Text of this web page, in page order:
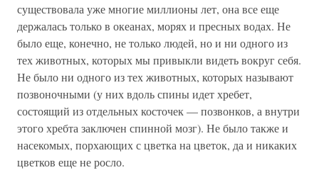
существовала уже многие миллионы лет, она все еще
держалась только в океанах, морях и пресных водах. Не
было еще, конечно, не только людей, но и ни одного из
тех животных, которых мы привыкли видеть вокруг себя.
Не было ни одного из тех животных, которых называют
позвоночными (у них вдоль спины идет хребет,
состоящий из отдельных косточек — позвонков, а внутри
этого хребта заключен спинной мозг). Не было также и
насекомых, порхающих с цветка на цветок, да и никаких
цветков еще не росло.